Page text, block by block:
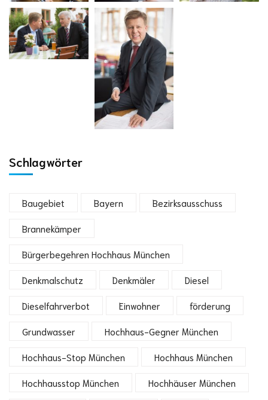
Schlagwörter
Baugebiet Bayern Bezirksausschuss
Brannekämper
Bürgerbegehren Hochhaus München
Denkmalschutz Denkmäler Diesel
Dieselfahrverbot Einwohner förderung
Grundwasser Hochhaus-Gegner München
Hochhaus-Stop München Hochhaus München
Hochhausstop München Hochhäuser München